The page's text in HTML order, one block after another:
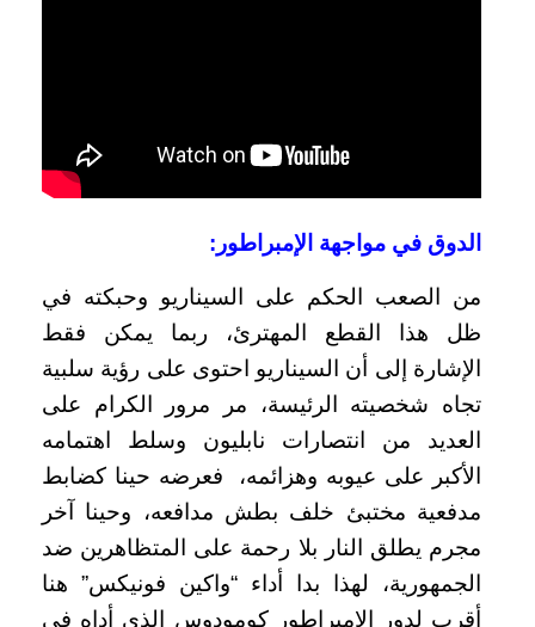
الدوق في مواجهة الإمبراطور:
من الصعب الحكم على السيناريو وحبكته في
ظل هذا القطع المهترئ، ربما يمكن فقط
الإشارة إلى أن السيناريو احتوى على رؤية سلبية
تجاه شخصيته الرئيسة، مر مرور الكرام على
العديد من انتصارات نابليون وسلط اهتمامه
الأكبر على عيوبه وهزائمه، فعرضه حينا كضابط
مدفعية مختبئ خلف بطش مدافعه، وحينا آخر
مجرم يطلق النار بلا رحمة على المتظاهرين ضد
الجمهورية، لهذا بدا أداء “واكين فونيكس” هنا
أقرب لدور الإمبراطور كومودوس الذي أداه في